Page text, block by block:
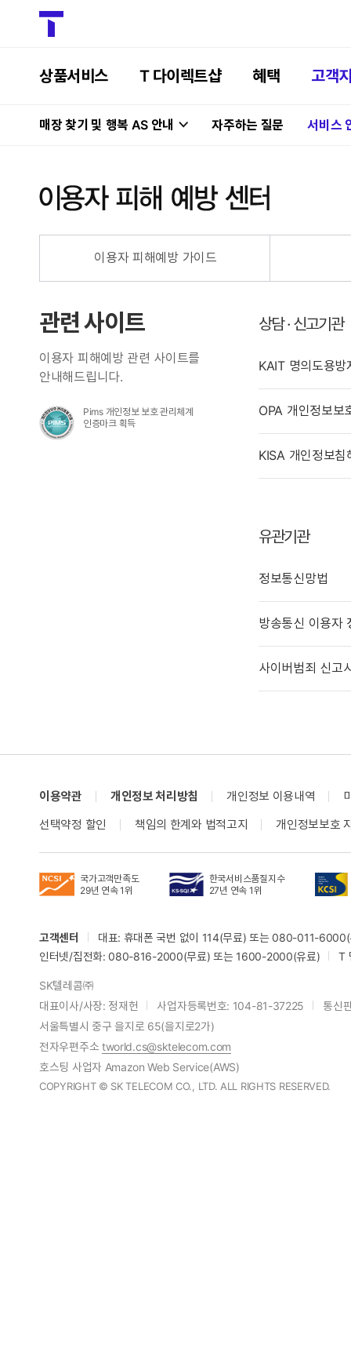
상품서비스 T 다이렉트샵 혜택 고객
매장 찾기 및 행복 AS 안내 자주하는 질문 서비스
이용자 피해예방 가이드
관련 사이트
이용자 피해예방 관련 사이트를
안내해드립니다.
Pims 개인정보 보호 관리체계
인증마크 획득
상담 · 신고기관
KAIT 명의도용방
OPA 개인정보보
KISA 개인정보침
유관기관
정보통신망법
방송통신 이용자
사이버범죄 신고
이용약관 개인정보 처리방침 개인정보 이용내역
선택약정 할인
책임의 한계와 법적고지 개인정보보호
국가고객만족도
29년 연속 1위
한국서비스품질지수
27년 연속 1위
고객센터
대표: 휴대폰 국번 없이 114(무료) 또는 080-011-
인터넷/집전화: 080-816-2000(무료) 또는 1600-2000(유료)
T
SK텔레콤㈜
대표이사/사장: 정재헌
사업자등록번호: 104-81-37225
통신
서울특별시 중구 을지로 65(을지로2가)
전자우편주소 tworld.cs@sktelecom.com
호스팅 사업자 Amazon Web Service(AWS)
COPYRIGHT © SK TELECOM CO., LTD. ALL RIGHTS RESERVED.